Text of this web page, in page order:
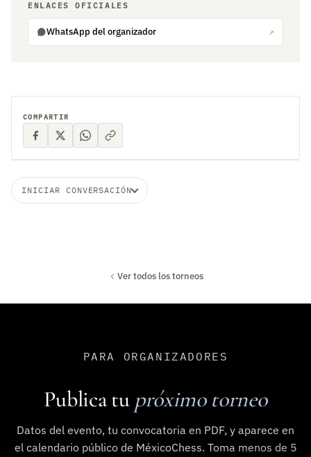
ENLACES OFICIALES
WhatsApp del organizador ↗
INICIAR CONVERSACIÓN
COMPARTIR
Ver todos los torneos
PARA ORGANIZADORES
Publica tu próximo torneo
Datos del evento, tu convocatoria en PDF, y aparece en
el calendario público de MéxicoChess. Toma menos de 5